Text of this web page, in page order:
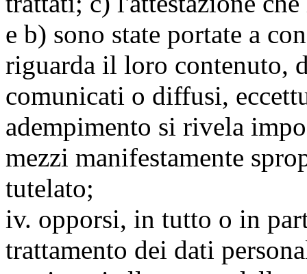
e b) sono state portate a
riguarda il loro contenuto,
comunicati o diffusi,
adempimento si rivela
mezzi manifestamente
tutelato;
iv. opporsi, in tutto o in
trattamento dei dati